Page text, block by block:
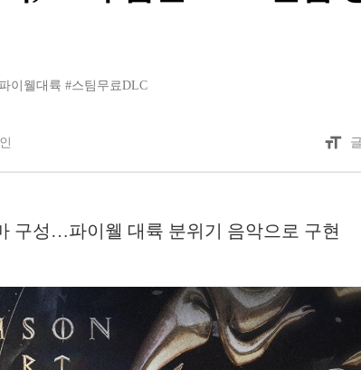
이웰대륙 #스팀무료DLC
format_size
구성…파이웰 대륙 분위기 음악으로 구현